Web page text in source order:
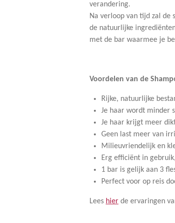
verandering.
Na verloop van tijd zal de
de natuurlijke
met de bar waarmee je
Voordelen van de
Rijke, natuurlijke
Je haar wordt minder
Je haar krijgt meer
Geen last meer van
Milieuvriendelijk en
Erg efficiënt in
1 bar is gelijk aan 3
Perfect voor op reis
Lees hier de ervaringen